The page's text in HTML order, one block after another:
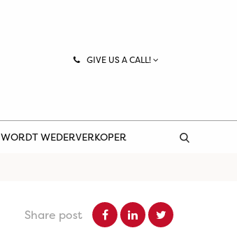
GIVE US A CALL!
WORDT WEDERVERKOPER
Share post